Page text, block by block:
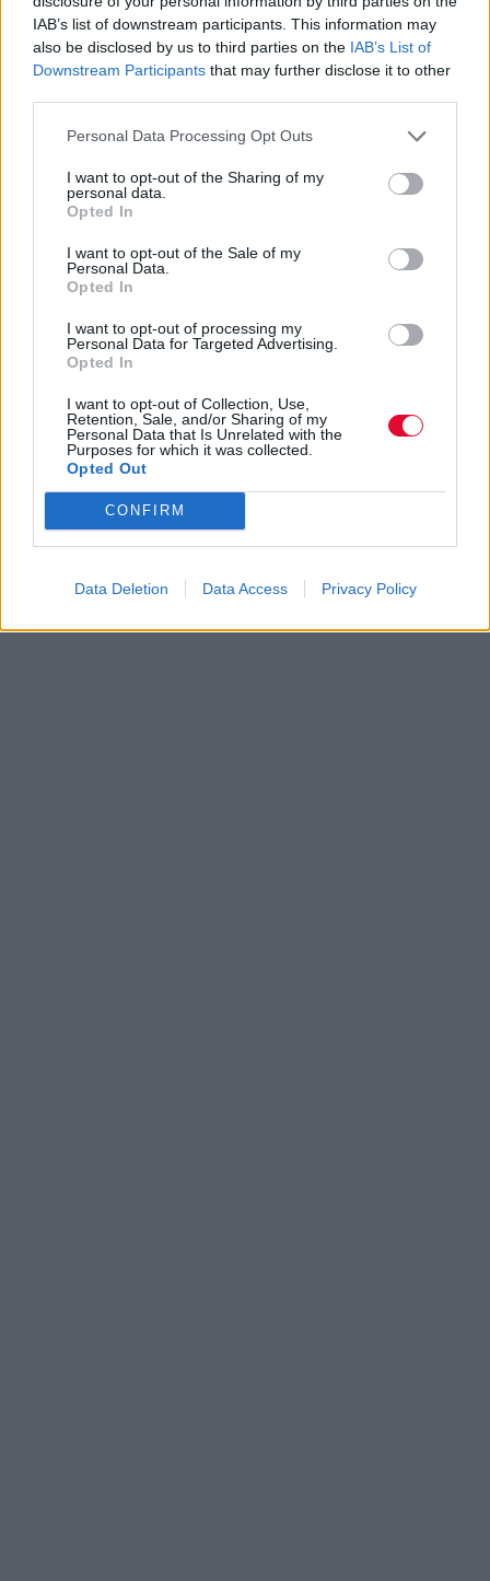
IAB’s list of downstream participants. This information may
also be disclosed by us to third parties on the IAB’s List of
Downstream Participants that may further disclose it to other
Personal Data Processing Opt Outs
I want to opt-out of the Sharing of my
personal data.
Opted In
I want to opt-out of the Sale of my
Personal Data.
Opted In
I want to opt-out of processing my
Personal Data for Targeted Advertising.
Opted In
I want to opt-out of Collection, Use,
Retention, Sale, and/or Sharing of my
Personal Data that Is Unrelated with the
Purposes for which it was collected.
Opted Out
CONFIRM
Data Deletion Data Access Privacy Policy
Previous Article Next Article
Ακολούθησε το Avopolis Network στο
MOOD OF THE DAY
κυριολεκτικά. Ο Άντονι Χόπκινς
στα 88 αρνείται να το βάλει κάτω
άλμπουμ με ορχηστρικές συνθέσεις και τίτλο:
Life Is A Dream. Φυσικά και είναι Άντονι...
Μάκης Μηλάτος